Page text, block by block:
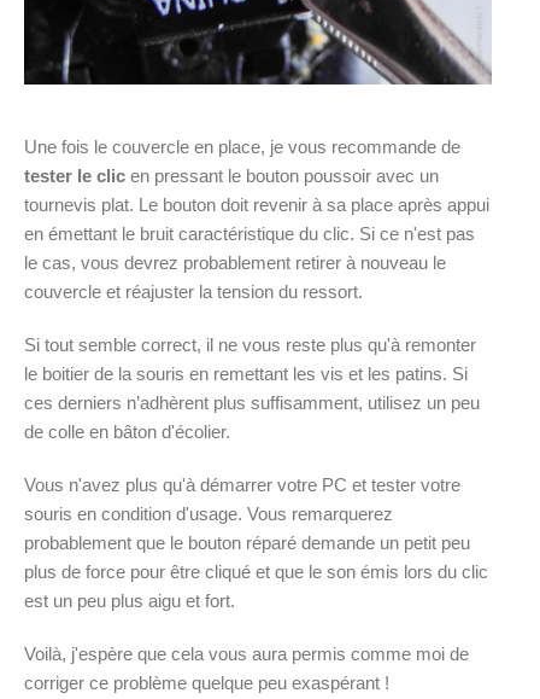
Une fois le couvercle en place, je vous recommande de
tester le clic en pressant le bouton poussoir avec un
tournevis plat. Le bouton doit revenir à sa place après appui
en émettant le bruit caractéristique du clic. Si ce n'est pas
le cas, vous devrez probablement retirer à nouveau le
couvercle et réajuster la tension du ressort.
Si tout semble correct, il ne vous reste plus qu'à remonter
le boitier de la souris en remettant les vis et les patins. Si
ces derniers n’adhèrent plus suffisamment, utilisez un peu
de colle en bâton d'écolier.
Vous n'avez plus qu'à démarrer votre PC et tester votre
souris en condition d'usage. Vous remarquerez
probablement que le bouton réparé demande un petit peu
plus de force pour être cliqué et que le son émis lors du clic
est un peu plus aigu et fort.
Voilà, j'espère que cela vous aura permis comme moi de
corriger ce problème quelque peu exaspérant !